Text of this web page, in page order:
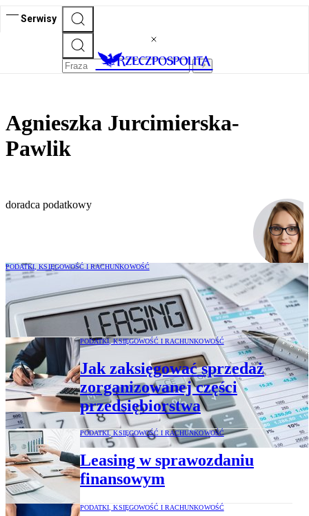
Serwisy
Agnieszka Jurcimierska-
Pawlik
doradca podatkowy
PODATKI, KSIĘGOWOŚĆ I RACHUNKOWOŚĆ
Jak rozpoznać leasing zwrotny w świetle
MSSF 16
PODATKI, KSIĘGOWOŚĆ I RACHUNKOWOŚĆ
Jak zaksięgować sprzedaż
zorganizowanej części
przedsiębiorstwa
PODATKI, KSIĘGOWOŚĆ I RACHUNKOWOŚĆ
Leasing w sprawozdaniu
finansowym
PODATKI, KSIĘGOWOŚĆ I RACHUNKOWOŚĆ